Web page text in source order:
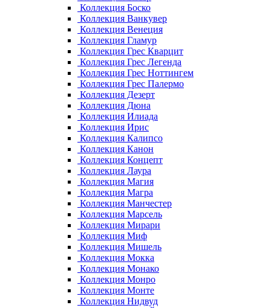
Коллекция Боско
Коллекция Ванкувер
Коллекция Венеция
Коллекция Гламур
Коллекция Грес Кварцит
Коллекция Грес Легенда
Коллекция Грес Ноттингем
Коллекция Грес Палермо
Коллекция Дезерт
Коллекция Дюна
Коллекция Илиада
Коллекция Ирис
Коллекция Калипсо
Коллекция Канон
Коллекция Концепт
Коллекция Лаура
Коллекция Магия
Коллекция Магра
Коллекция Манчестер
Коллекция Марсель
Коллекция Мирари
Коллекция Миф
Коллекция Мишель
Коллекция Мокка
Коллекция Монако
Коллекция Монро
Коллекция Монте
Коллекция Нидвуд